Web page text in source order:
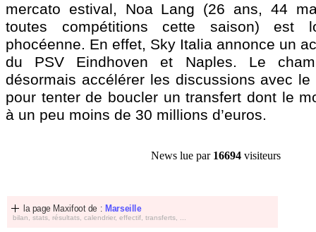
mercato estival, Noa Lang (26 ans, 44
toutes compétitions cette saison)
phocéenne. En effet, Sky Italia annonce un
du PSV Eindhoven et Naples. Le
désormais accélérer les discussions avec le
pour tenter de boucler un transfert dont le
à un peu moins de 30 millions d’euros.
News lue par 16694 visiteurs
la page Maxifoot de : Marseille
bilan, stats, résultats, calendrier, effectif, transferts, ...